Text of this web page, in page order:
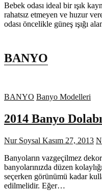
Bebek odası ideal bir ışık
rahatsız etmeyen ve huzur
odası öncelikle güneş ışığı
BANYO
BANYO Banyo Modelleri
2014 Banyo
Nur Soysal Kasım 27, 2013
Banyoların vazgeçilmez
banyolarınızda düzen
seçerken görünümü kadar
edilmelidir. Eğer…